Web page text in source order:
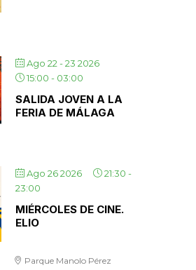
Ago 22 - 23 2026
15:00 - 03:00
SALIDA JOVEN A LA
FERIA DE MÁLAGA
Ago 26 2026 21:30 -
23:00
MIÉRCOLES DE CINE.
ELIO
Parque Manolo Pérez